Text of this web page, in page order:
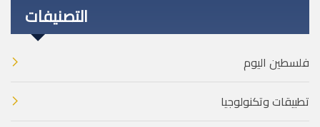
التصنيفات
فلسطين اليوم
تطبيقات وتكنولوجيا